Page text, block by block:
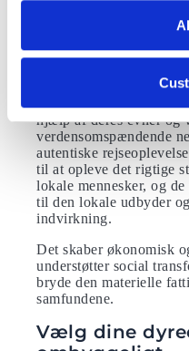
initiativer til social
leverandør. Fordi hvem
hjælp af deres evner og
verdensomspændende
autentiske
til at opleve det rigtige
lokale mennesker, og
til den lokale udbyder
indvirkning.
Det skaber økonomisk
understøtter social
bryde den materielle
samfundene.
Vælg dine